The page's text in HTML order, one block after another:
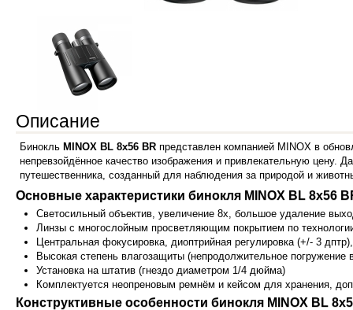
Описание
Бинокль MINOX BL 8x56 BR представлен компанией MINOX в
непревзойдённое качество изображения и привлекательную цену.
путешественника, созданный для наблюдения за природой и
Основные характеристики бинокля MINOX BL 8x56
Светосильный объектив, увеличение 8х, большое удаление
Линзы с многослойным просветляющим покрытием по
Центральная фокусировка, диоптрийная регулировка (+/- 3
Высокая степень влагозащиты (непродолжительное погружение
Установка на штатив (гнездо диаметром 1/4 дюйма)
Комплектуется неопреновым ремнём и кейсом для хранения,
Конструктивные особенности бинокля MINOX BL